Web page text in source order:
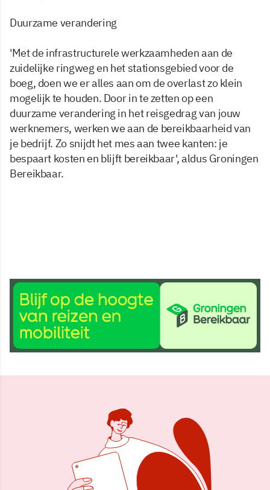
Duurzame verandering
'Met de infrastructurele werkzaamheden aan de
zuidelijke ringweg en het stationsgebied voor de
boeg, doen we er alles aan om de overlast zo klein
mogelijk te houden. Door in te zetten op een
duurzame verandering in het reisgedrag van jouw
werknemers, werken we aan de bereikbaarheid van
je bedrijf. Zo snijdt het mes aan twee kanten: je
bespaart kosten en blijft bereikbaar', aldus Groningen
Bereikbaar.
2 mrt 2016, 11:25
Delen